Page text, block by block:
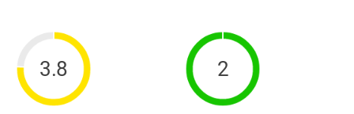
3.8 2